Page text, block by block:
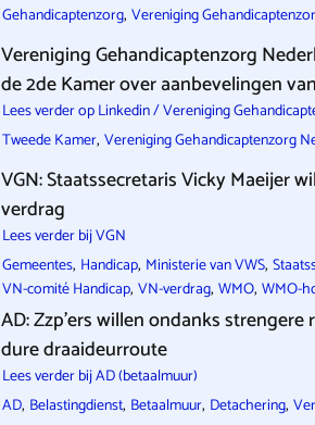
Gehandicaptenzorg, Vereniging
Vereniging Gehandicaptenzorg
de 2de Kamer over aanbevelingen
Lees verder op Linkedin / Vereniging
Tweede Kamer, Vereniging Gehandicaptenzorg
VGN: Staatssecretaris Vicky Maeijer
verdrag
Lees verder bij VGN
Gemeentes, Handicap, Ministerie van VWS,
VN-comité Handicap, VN-verdrag, WMO, WMO-
AD: Zzp’ers willen ondanks strengere
dure draaideurroute
Lees verder bij AD (betaalmuur)
AD, Belastingdienst, Betaalmuur, Detachering,